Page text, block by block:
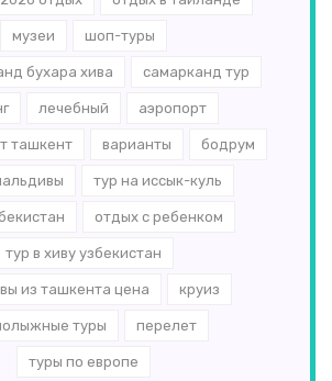
музеи шоп-туры
бухара хива самарканд тур
лечебный аэропорт
ташкент варианты бодрум
тур на иссык-куль
отдых с ребенком
тур в хиву узбекистан
из ташкента цена круиз
туры перелет
туры по европе